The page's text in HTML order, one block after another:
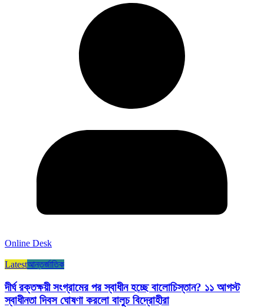
Online Desk
Latestআন্তর্জাতিক
দীর্ঘ রক্তক্ষয়ী সংগ্রামের পর স্বাধীন হচ্ছে বালোচিস্তান? ১১ আগস্ট
স্বাধীনতা দিবস ঘোষণা করলো বালুচ বিদ্রোহীরা